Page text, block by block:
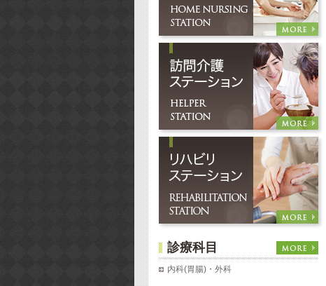
診療科目
内科(胃腸)・外科